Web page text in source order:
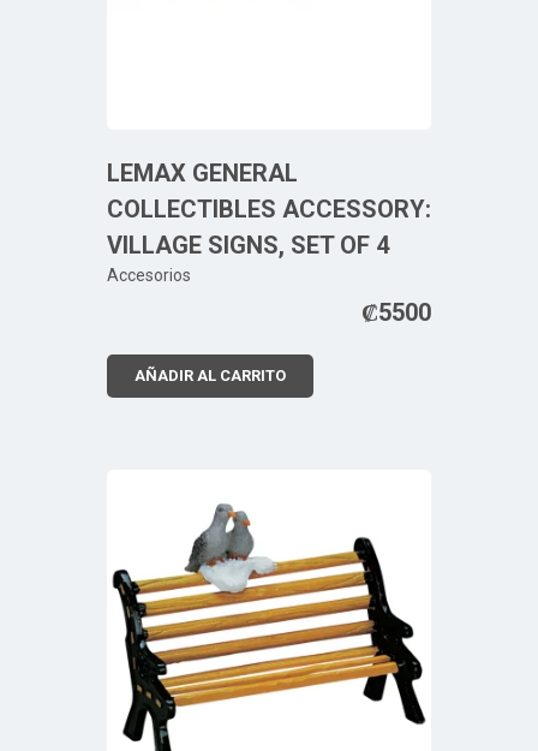
LEMAX GENERAL
COLLECTIBLES ACCESSORY:
VILLAGE SIGNS, SET OF 4
Accesorios
₡5500
AÑADIR AL CARRITO